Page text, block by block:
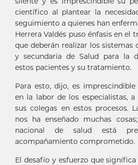
científico al plantear la
seguimiento a quienes han
Herrera Valdés puso énfasis en el
que deberán realizar los sistemas
y secundaria de Salud para la
estos pacientes y su tratamiento.
Para esto, dijo, es
en la labor de los especialistas,
sus colegas en estos procesos.
nos ha enseñado muchas
nacional de salud está
acompañamiento comprometido.
El desafío y esfuerzo que